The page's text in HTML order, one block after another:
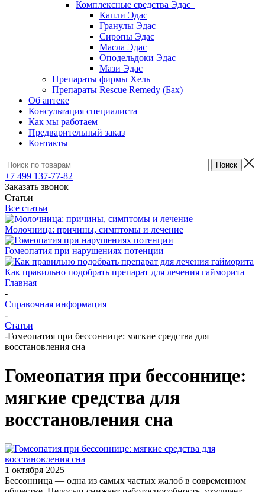
Комплексные средства Эдас
Капли Эдас
Гранулы Эдас
Сиропы Эдас
Масла Эдас
Оподельдоки Эдас
Мази Эдас
Препараты фирмы Хель
Препараты Rescue Remedy (Бах)
Об аптеке
Консультация специалиста
Как мы работаем
Предварительный заказ
Контакты
+7 499 137-77-82
Заказать звонок
Статьи
Все статьи
Молочница: причины, симптомы и лечение
Гомеопатия при нарушениях потенции
Как правильно подобрать препарат для лечения гайморита
Главная
-
Справочная информация
-
Статьи
-Гомеопатия при бессоннице: мягкие средства для
восстановления сна
Гомеопатия при бессоннице:
мягкие средства для
восстановления сна
1 октября 2025
Бессонница — одна из самых частых жалоб в современном